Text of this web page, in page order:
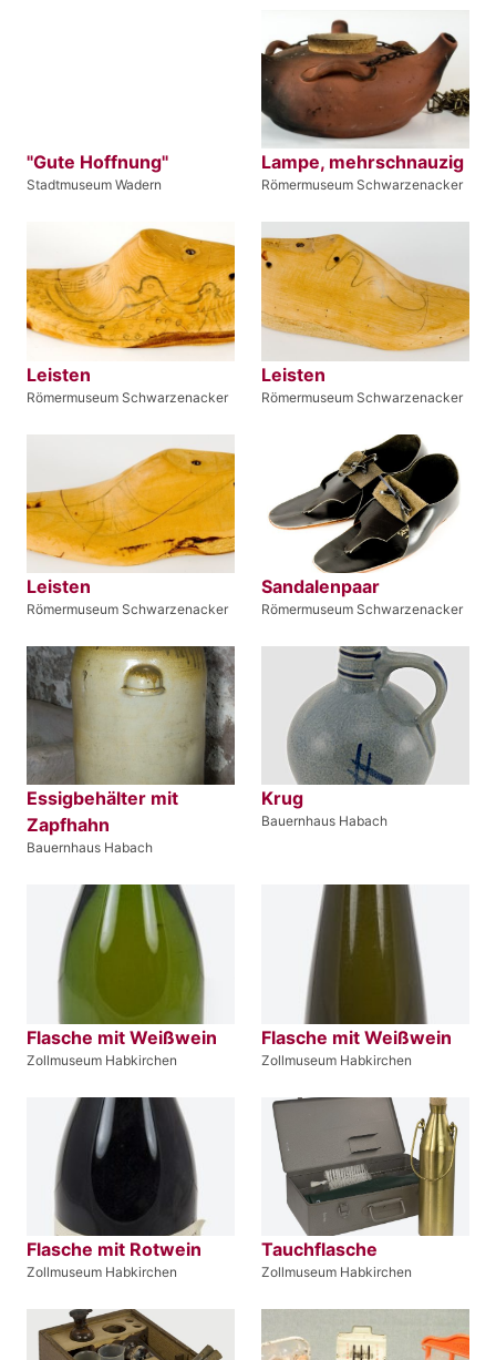
"Gute Hoffnung"
Stadtmuseum Wadern
Lampe, mehrschnauzig
Römermuseum Schwarzenacker
Leisten
Römermuseum Schwarzenacker
Leisten
Römermuseum Schwarzenacker
Leisten
Römermuseum Schwarzenacker
Sandalenpaar
Römermuseum Schwarzenacker
Essigbehälter mit
Zapfhahn
Bauernhaus Habach
Krug
Bauernhaus Habach
Flasche mit Weißwein
Zollmuseum Habkirchen
Flasche mit Weißwein
Zollmuseum Habkirchen
Flasche mit Rotwein
Zollmuseum Habkirchen
Tauchflasche
Zollmuseum Habkirchen